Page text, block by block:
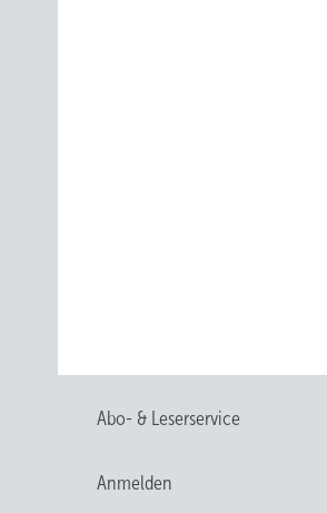
Abo- & Leserservice
Anmelden